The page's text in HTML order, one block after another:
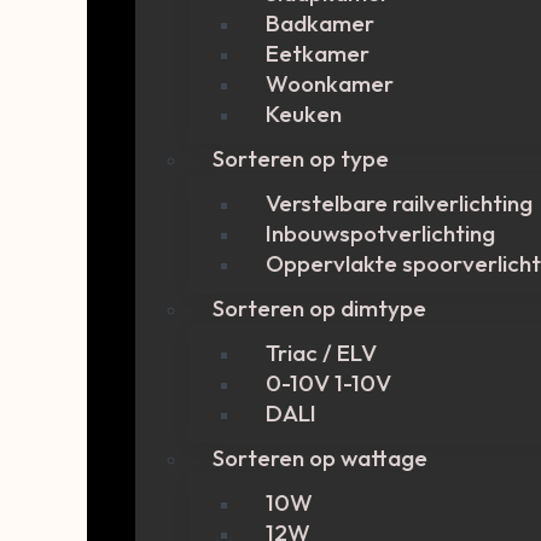
Badkamer
Eetkamer
Woonkamer
Keuken
Sorteren op type
Verstelbare railverlichting
Inbouwspotverlichting
Oppervlakte
Sorteren op dimtype
Triac / ELV
0-10V 1-10V
DALI
Sorteren op wattage
10W
12W